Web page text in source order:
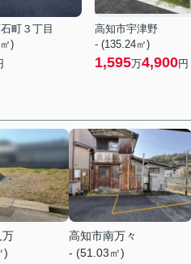
町３丁目
)
高知市宇津野
- (135.24㎡)
1,595万4,900円
万
)
高知市南万々
- (51.03㎡)